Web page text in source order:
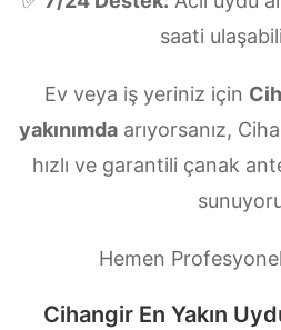
saati
Ev veya iş yeriniz için
yakınımdaarıyorsanız,
hızlı ve garantili çanak
Hemen
Cihangir En Yakın